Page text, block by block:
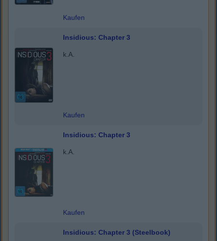
Kaufen
Insidious: Chapter 3
k.A.
Kaufen
Insidious: Chapter 3
k.A.
Kaufen
Insidious: Chapter 3 (Steelbook)